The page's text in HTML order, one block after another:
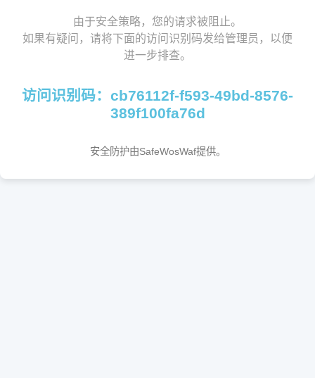
由于安全策略，您的请求被阻止。
如果有疑问，请将下面的访问识别码发给管理员，以便
进一步排查。
访问识别码：cb76112f-f593-49bd-8576-
389f100fa76d
安全防护由SafeWosWaf提供。